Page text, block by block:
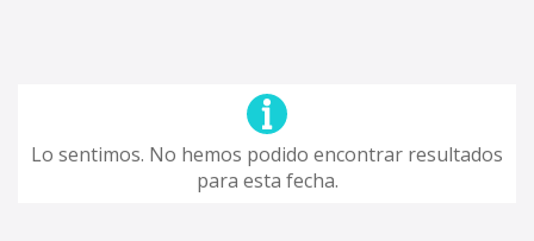
Lo sentimos. No hemos podido encontrar resultados
para esta fecha.